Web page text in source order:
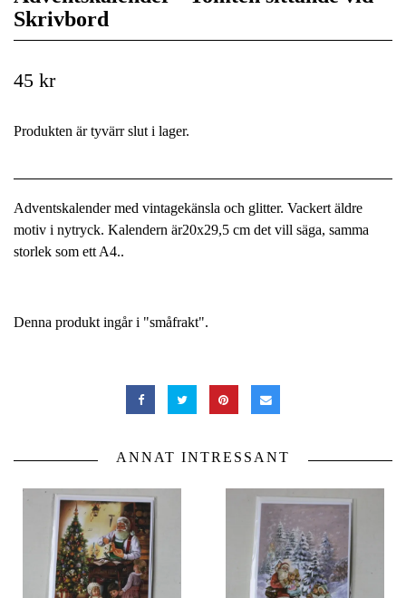
Skrivbord
45 kr
Produkten är tyvärr slut i lager.
Adventskalender med vintagekänsla och glitter. Vackert äldre
motiv i nytryck. Kalendern är20x29,5 cm det vill säga, samma
storlek som ett A4..
Denna produkt ingår i "småfrakt".
ANNAT INTRESSANT